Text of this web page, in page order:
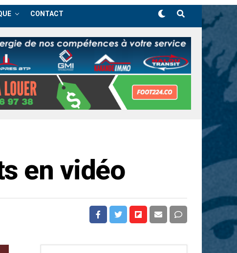
CONTACT
en vidéo